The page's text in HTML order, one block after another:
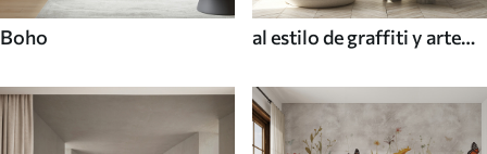
Boho
al estilo de graffiti y arte